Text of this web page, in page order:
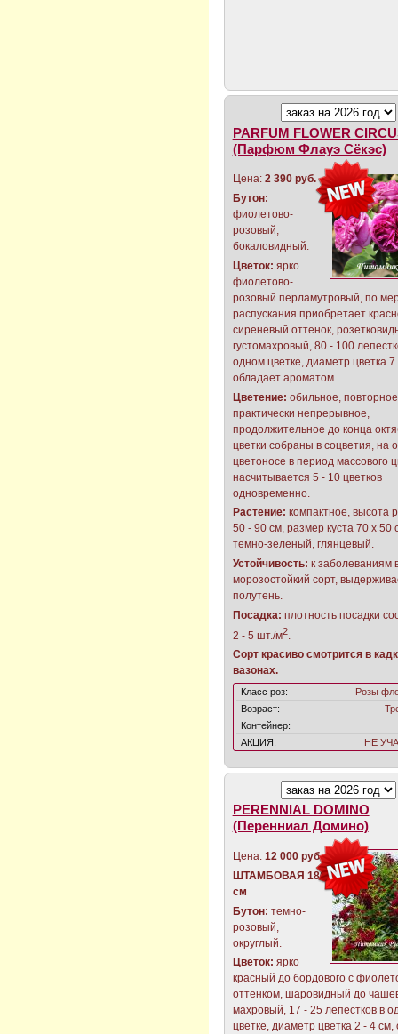
PARFUM FLOWER
(Парфюм Флауэ Сёкэс)
Цена: 2 390 руб.
Бутон:
фиолетово-
розовый,
бокаловидный.
Цветок: ярко
фиолетово-
розовый перламутровый, по
распускания приобретает
сиреневый оттенок,
густомахровый, 80 - 100
одном цветке, диаметр цветка 7
обладает ароматом.
Цветение: обильное,
практически непрерывное,
продолжительное до конца
цветки собраны в соцветия, на
цветоносе в период массового
насчитывается 5 - 10 цветков
одновременно.
Растение: компактное, высота
50 - 90 см, размер куста 70 х 50
темно-зеленый, глянцевый.
Устойчивость: к заболеваниям
морозостойкий сорт,
полутень.
Посадка: плотность посадки
2 - 5 шт./м2.
Сорт красиво смотрится в
вазонах.
Класс роз:
Розы
Возраст:
Контейнер:
АКЦИЯ:
НЕ
PERENNIAL DOMINO
(Перенниал Домино)
Цена: 12 000 руб.
ШТАМБОВАЯ 180
см
Бутон: темно-
розовый,
округлый.
Цветок: ярко
красный до бордового с
оттенком, шаровидный до
махровый, 17 - 25 лепестков в
цветке, диаметр цветка 2 - 4 см,